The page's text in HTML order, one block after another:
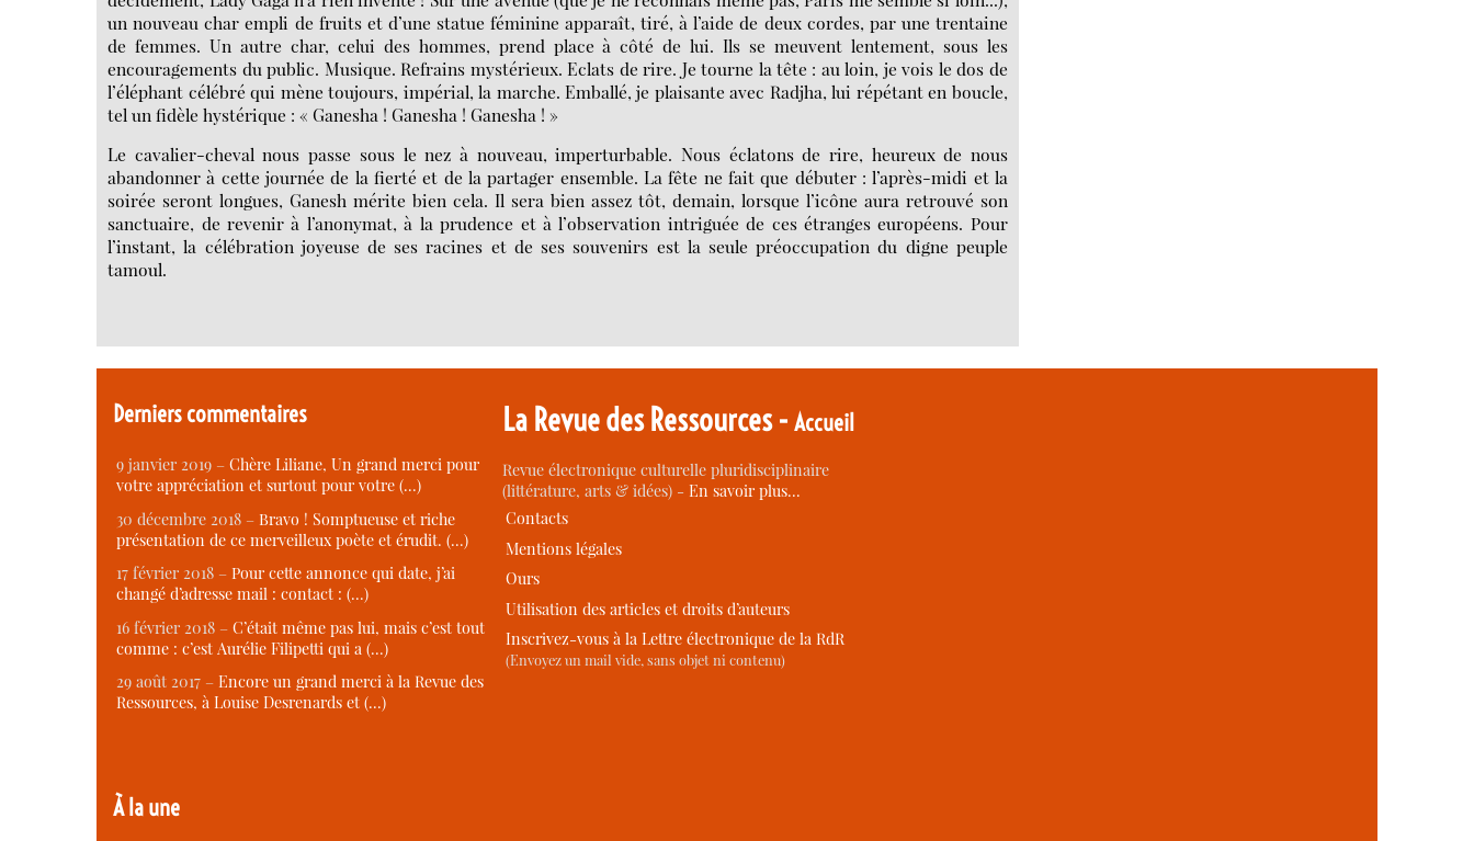
Le cavalier-cheval nous passe sous le nez à nouveau, imperturbable. Nous éclatons de rire, heureux de nous
abandonner à cette journée de la fierté et de la partager ensemble. La fête ne fait que débuter : l’après-midi et la
soirée seront longues, Ganesh mérite bien cela. Il sera bien assez tôt, demain, lorsque l’icône aura retrouvé son
sanctuaire, de revenir à l’anonymat, à la prudence et à l’observation intriguée de ces étranges européens. Pour
l’instant, la célébration joyeuse de ses racines et de ses souvenirs est la seule préoccupation du digne peuple
tamoul.
Derniers commentaires
9 janvier 2019 – Chère Liliane, Un grand merci pour
votre appréciation et surtout pour votre (…)
30 décembre 2018 – Bravo ! Somptueuse et riche
présentation de ce merveilleux poète et érudit. (…)
17 février 2018 – Pour cette annonce qui date, j’ai
changé d’adresse mail : contact : (…)
16 février 2018 – C’était même pas lui, mais c’est tout
comme : c’est Aurélie Filipetti qui a (…)
29 août 2017 – Encore un grand merci à la Revue des
Ressources, à Louise Desrenards et (…)
À la une
La Revue des Ressources -Accueil
Revue électronique culturelle pluridisciplinaire
(littérature, arts & idées) -En savoir plus…
Contacts
Mentions légales
Ours
Utilisation des articles et droits d’auteurs
Inscrivez-vous à la Lettre électronique de la RdR
(Envoyez un mail vide, sans objet ni contenu)